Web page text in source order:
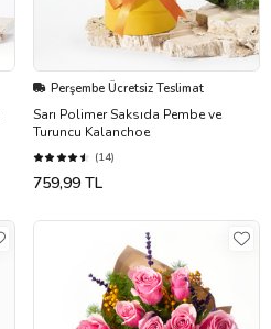
Perşembe Ücretsiz Teslimat
Sarı Polimer Saksıda Pembe ve
Turuncu Kalanchoe
(14)
759,99 TL